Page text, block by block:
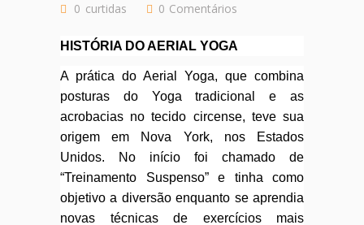
0 curtidas 0 Comentários
HISTÓRIA DO AERIAL YOGA
A prática do Aerial Yoga, que combina
posturas do Yoga tradicional e as
acrobacias no tecido circense, teve sua
origem em Nova York, nos Estados
Unidos. No início foi chamado de
“Treinamento Suspenso” e tinha como
objetivo a diversão enquanto se aprendia
novas técnicas de exercícios mais